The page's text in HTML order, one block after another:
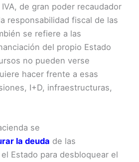
de gran poder recaudador
responsabilidad fiscal de las
se refiere a las
del propio Estado
no pueden verse
hacer frente a esas
I+D, infraestructuras,
se
la deuda de las
Estado para desbloquear el